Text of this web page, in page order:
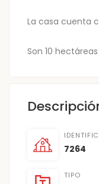
La casa cuenta
Son 10
7264
TIPO